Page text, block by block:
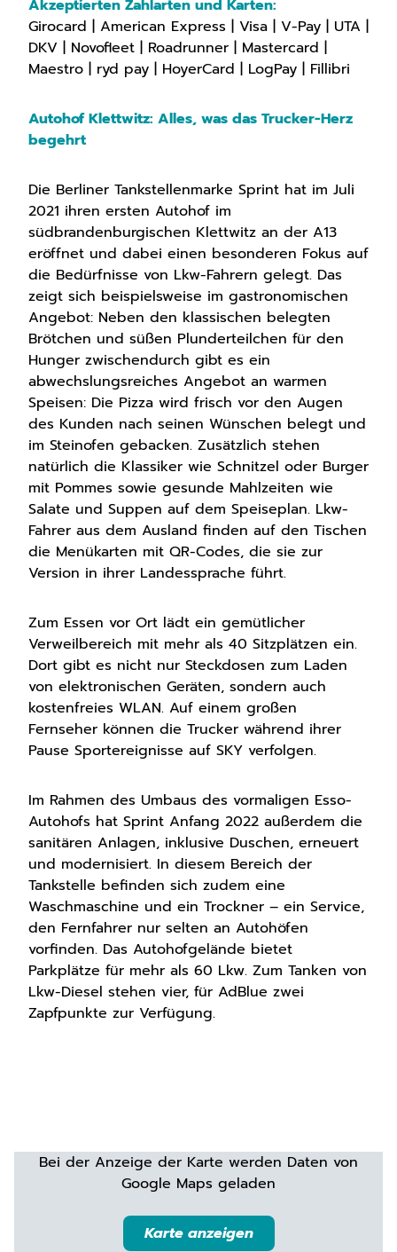
Akzeptierten Zahlarten und Karten:
Girocard | American Express | Visa | V-Pay | UTA |
DKV | Novofleet | Roadrunner | Mastercard |
Maestro | ryd pay | HoyerCard | LogPay | Fillibri
Autohof Klettwitz: Alles, was das Trucker-Herz
begehrt
Die Berliner Tankstellenmarke Sprint hat im Juli
2021 ihren ersten Autohof im
südbrandenburgischen Klettwitz an der A13
eröffnet und dabei einen besonderen Fokus auf
die Bedürfnisse von Lkw-Fahrern gelegt. Das
zeigt sich beispielsweise im gastronomischen
Angebot: Neben den klassischen belegten
Brötchen und süßen Plunderteilchen für den
Hunger zwischendurch gibt es ein
abwechslungsreiches Angebot an warmen
Speisen: Die Pizza wird frisch vor den Augen
des Kunden nach seinen Wünschen belegt und
im Steinofen gebacken. Zusätzlich stehen
natürlich die Klassiker wie Schnitzel oder Burger
mit Pommes sowie gesunde Mahlzeiten wie
Salate und Suppen auf dem Speiseplan. Lkw-
Fahrer aus dem Ausland finden auf den Tischen
die Menükarten mit QR-Codes, die sie zur
Version in ihrer Landessprache führt.
Zum Essen vor Ort lädt ein gemütlicher
Verweilbereich mit mehr als 40 Sitzplätzen ein.
Dort gibt es nicht nur Steckdosen zum Laden
von elektronischen Geräten, sondern auch
kostenfreies WLAN. Auf einem großen
Fernseher können die Trucker während ihrer
Pause Sportereignisse auf SKY verfolgen.
Im Rahmen des Umbaus des vormaligen Esso-
Autohofs hat Sprint Anfang 2022 außerdem die
sanitären Anlagen, inklusive Duschen, erneuert
und modernisiert. In diesem Bereich der
Tankstelle befinden sich zudem eine
Waschmaschine und ein Trockner – ein Service,
den Fernfahrer nur selten an Autohöfen
vorfinden. Das Autohofgelände bietet
Parkplätze für mehr als 60 Lkw. Zum Tanken von
Lkw-Diesel stehen vier, für AdBlue zwei
Zapfpunkte zur Verfügung.
Bei der Anzeige der Karte werden Daten von
Google Maps geladen
Karte anzeigen